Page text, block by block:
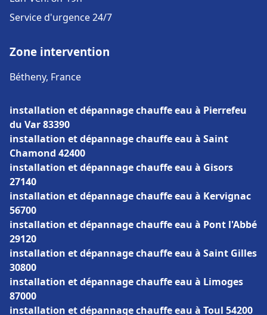
Service d'urgence 24/7
Zone intervention
Bétheny, France
installation et dépannage chauffe eau à Pierrefeu
du Var 83390
installation et dépannage chauffe eau à Saint
Chamond 42400
installation et dépannage chauffe eau à Gisors
27140
installation et dépannage chauffe eau à Kervignac
56700
installation et dépannage chauffe eau à Pont l'Abbé
29120
installation et dépannage chauffe eau à Saint Gilles
30800
installation et dépannage chauffe eau à Limoges
87000
installation et dépannage chauffe eau à Toul 54200